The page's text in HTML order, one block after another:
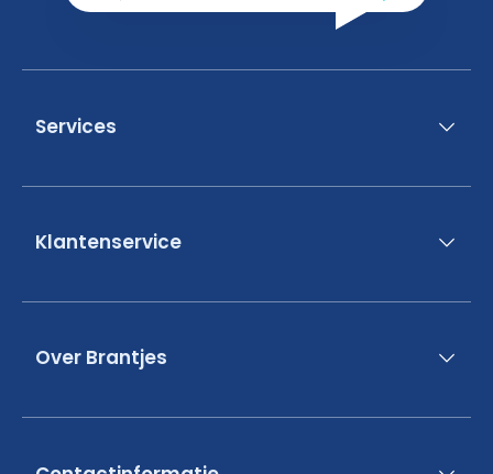
Services
Klantenservice
Over Brantjes